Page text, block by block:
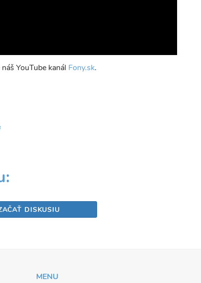
YouTube kanál Fony.sk.
DISKUSIU
MENU